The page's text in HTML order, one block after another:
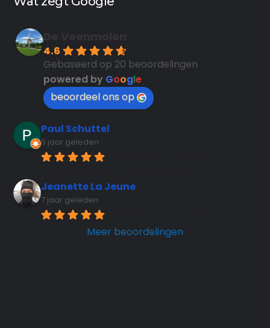
4.6
Gebaseerd op 20 beoordelingen
powered by Google
beoordeel ons op
Paul Schuttel
5 jaar geleden
Jeanette La Jeune
7 jaar geleden
Meer beoordelingen